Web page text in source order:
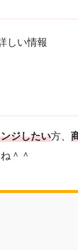
しい情報
ジしたい方、
＾＾